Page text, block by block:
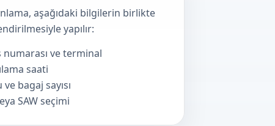
aşağıdaki bilgilerin birlikte
yapılır:
numarası ve terminal
saati
ve bagaj sayısı
SAW seçimi